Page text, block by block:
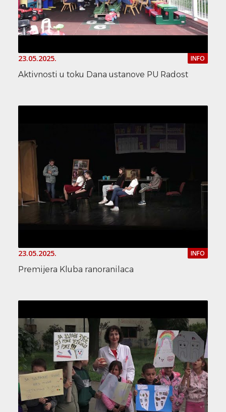
23.05.2025. INFO
Aktivnosti u toku Dana ustanove PU Radost
23.05.2025. INFO
Premijera Kluba ranoranilaca